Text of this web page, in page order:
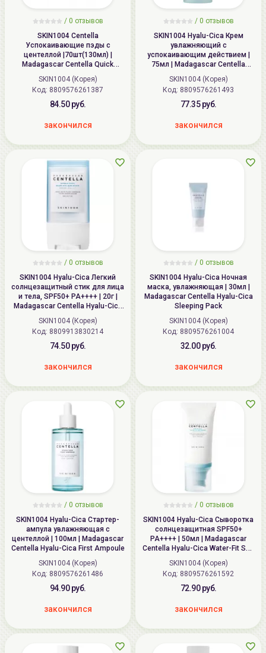
/ 0 отзывов
SKIN1004 Centella
Успокаивающие пэды с
центеллой |70шт(130мл) |
Madagascar Centella Quick
Calming Pad
SKIN1004 (Корея)
Код: 8809576261387
84.50 руб.
закончился
/ 0 отзывов
SKIN1004 Hyalu-Cica Крем
увлажняющий с
успокаивающим действием |
75мл | Madagascar Centella
Hyalu-Cica Moisture Cream
SKIN1004 (Корея)
Код: 8809576261493
77.35 руб.
закончился
/ 0 отзывов
SKIN1004 Hyalu-Cica Легкий
солнцезащитный стик для лица
и тела, SPF50+ PA++++ | 20г |
Madagascar Centella Hyalu-Cica
Silky-Fit Sun Stick SPF50+
PA++++
SKIN1004 (Корея)
Код: 8809913830214
74.50 руб.
закончился
/ 0 отзывов
SKIN1004 Hyalu-Cica Ночная
маска, увлажняющая | 30мл |
Madagascar Centella Hyalu-Cica
Sleeping Pack
SKIN1004 (Корея)
Код: 8809576261004
32.00 руб.
закончился
/ 0 отзывов
SKIN1004 Hyalu-Cica Стартер-
ампула увлажняющая с
центеллой | 100мл | Madagascar
Centella Hyalu-Cica First Ampoule
SKIN1004 (Корея)
Код: 8809576261486
94.90 руб.
закончился
/ 0 отзывов
SKIN1004 Hyalu-Cica Сыворотка
солнцезащитная SPF50+
PA++++ | 50мл | Madagascar
Centella Hyalu-Cica Water-Fit Sun
Serum SPF 50+ PA++++
SKIN1004 (Корея)
Код: 8809576261592
72.90 руб.
закончился